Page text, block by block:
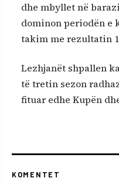
dhe mbyllet në
dominon periodën e
takim me rezultatin
Lezhjanët shpallen
të tretin sezon
fituar edhe Kupën
KOMENTET